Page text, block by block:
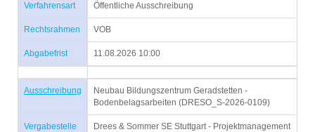
Verfahrensart Öffentliche Ausschreibung
Rechtsrahmen VOB
Abgabefrist 11.08.2026 10:00
Ausschreibung
Neubau Bildungszentrum Geradstetten -
Bodenbelagsarbeiten (DRESO_S-2026-0109)
Vergabestelle Drees & Sommer SE Stuttgart - Projektmanagement